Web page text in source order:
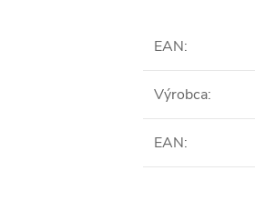
EAN:
Výrobca:
EAN: